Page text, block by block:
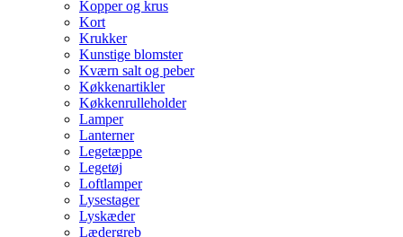
Kopper og krus
Kort
Krukker
Kunstige blomster
Kværn salt og peber
Køkkenartikler
Køkkenrulleholder
Lamper
Lanterner
Legetæppe
Legetøj
Loftlamper
Lysestager
Lyskæder
Lædergreb